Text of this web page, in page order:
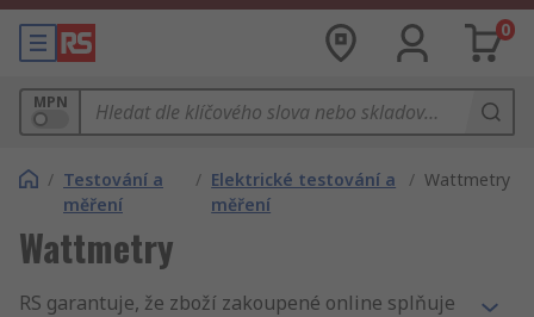
0
MPN
/ Testování a
měření
/ Elektrické testování a
měření
/ Wattmetry
Wattmetry
RS garantuje, že zboží zakoupené online splňuje